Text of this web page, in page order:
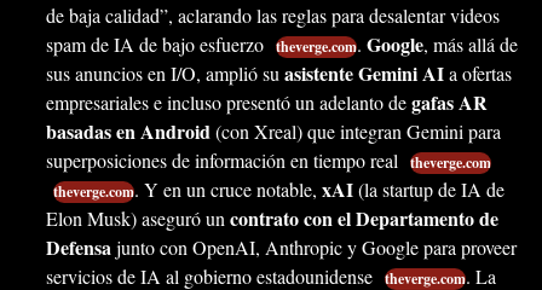
de baja calidad”, aclarando las reglas para desalentar videos
spam de IA de bajo esfuerzo theverge.com. Google, más allá de
sus anuncios en I/O, amplió su asistente Gemini AIa ofertas
empresariales e incluso presentó un adelanto degafas AR
basadas en Android(con Xreal) que integran Gemini para
superposiciones de información en tiempo real
theverge.com
theverge.com. Y en un cruce notable, xAI(la startup de IA de
Elon Musk) aseguró un contrato con el Departamento de
Defensajunto con OpenAI, Anthropic y Google para proveer
servicios de IA al gobierno estadounidense theverge.com. La